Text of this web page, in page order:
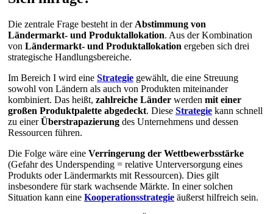
Die zentrale Frage besteht in der Abstimmung von
Ländermarkt- und Produktallokation. Aus der Kombination
von Ländermarkt- und Produktallokation ergeben sich drei
strategische Handlungsbereiche.
Im Bereich I wird eine Strategie gewählt, die eine Streuung
sowohl von Ländern als auch von Produkten miteinander
kombiniert. Das heißt, zahlreiche Länder werden mit einer
großen Produktpalette abgedeckt. Diese Strategie kann schnell
zu einerÜberstrapazierung des Unternehmens und dessen
Ressourcen führen.
Die Folge wäre eine Verringerung der Wettbewerbsstärke
(Gefahr des Underspending = relative Unterversorgung eines
Produkts oder Ländermarkts mit Ressourcen). Dies gilt
insbesondere für stark wachsende Märkte. In einer solchen
Situation kann eine Kooperationsstrategie äußerst hilfreich sein.